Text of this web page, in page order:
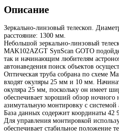
Описание
Зеркально-линзовый телескоп.
расстояние: 1300 мм.
Небольшой зеркально-линзовый
MAK102AZGT SynScan GOTO
так и начинающим любителям
автонаведения поиск объектов
Оптическая труба собрана по схеме
входят окуляры 25 мм и 10 мм.
окуляра 25 мм, поскольку он имеет
обеспечивает хороший обзор ночного
азимутальную монтировку с системой
База данных содержит координаты 42
Для управления монтировкой
обеспечивает стабильное положение